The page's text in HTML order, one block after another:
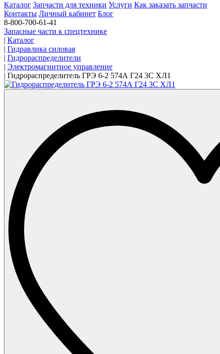
Каталог Запчасти для техники Услуги Как заказать запчасти
Контакты Личный кабинет Блог
8-800-700-61-41
Запасные части к спецтехнике
| Каталог
| Гидравлика силовая
| Гидрораспределители
| Электромагнитное управление
| Гидрораспределитель ГРЭ 6-2 574А Г24 3С ХЛ1